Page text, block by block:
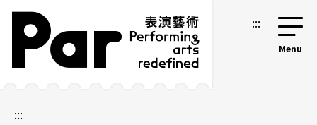
跳到主要內容區塊
網站導覽 :::
:::